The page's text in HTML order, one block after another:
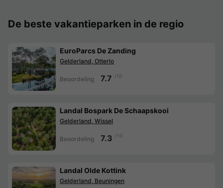
De beste vakantieparken in de regio
EuroParcs De Zanding
Gelderland, Otterlo
Beoordeling 7.7 /10
Landal Bospark De Schaapskooi
Gelderland, Wissel
Beoordeling 7.3 /10
Landal Olde Kottink
Gelderland, Beuningen